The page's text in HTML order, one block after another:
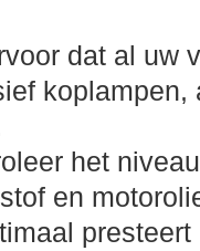
dat al uw
koplampen,
het
en